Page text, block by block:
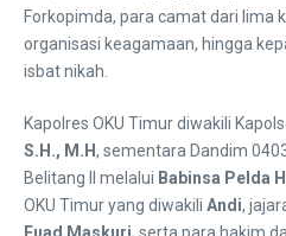
Forkopimda, para camat dari lima
organisasi keagamaan, hingga
isbat nikah.
Kapolres OKU Timur diwakili
S.H., M.H, sementara Dandim
Belitang II melalui Babinsa Pelda
OKU Timur yang diwakili Andi,